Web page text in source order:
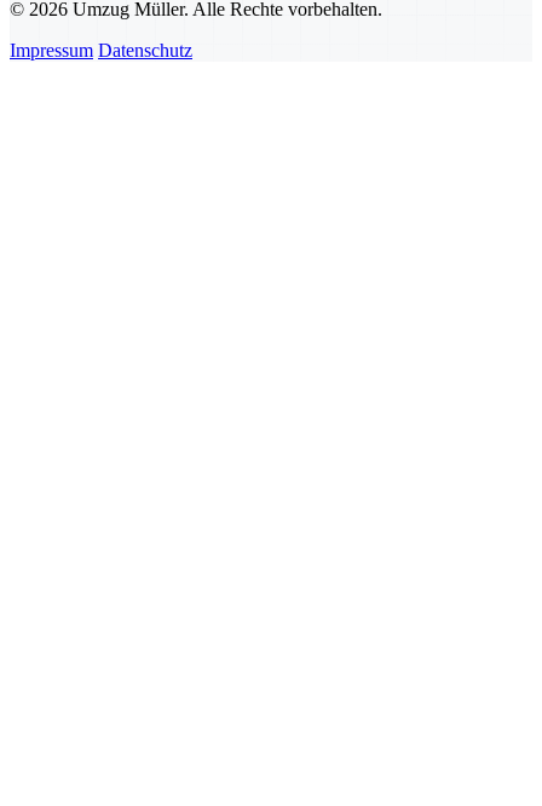
© 2026 Umzug Müller. Alle Rechte vorbehalten.
Impressum Datenschutz